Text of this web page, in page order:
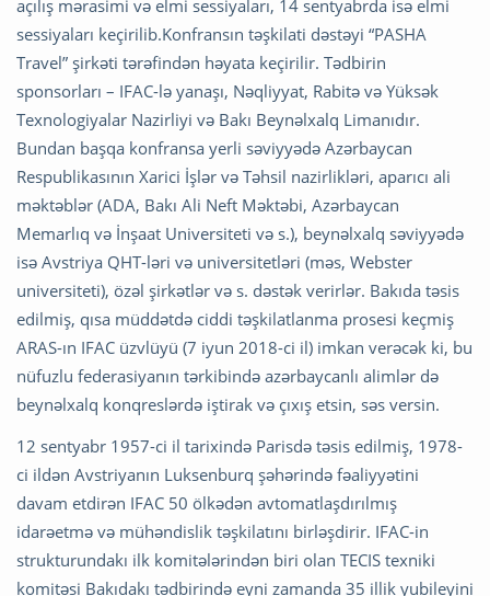
açılış mərasimi və elmi sessiyaları, 14 sentyabrda isə elmi
sessiyaları keçirilib.Konfransın təşkilati dəstəyi “PASHA
Travel” şirkəti tərəfindən həyata keçirilir. Tədbirin
sponsorları – IFAC-lə yanaşı, Nəqliyyat, Rabitə və Yüksək
Texnologiyalar Nazirliyi və Bakı Beynəlxalq Limanıdır.
Bundan başqa konfransa yerli səviyyədə Azərbaycan
Respublikasının Xarici İşlər və Təhsil nazirlikləri, aparıcı ali
məktəblər (ADA, Bakı Ali Neft Məktəbi, Azərbaycan
Memarlıq və İnşaat Universiteti və s.), beynəlxalq səviyyədə
isə Avstriya QHT-ləri və universitetləri (məs, Webster
universiteti), özəl şirkətlər və s. dəstək verirlər. Bakıda təsis
edilmiş, qısa müddətdə ciddi təşkilatlanma prosesi keçmiş
ARAS-ın IFAC üzvlüyü (7 iyun 2018-ci il) imkan verəcək ki, bu
nüfuzlu federasiyanın tərkibində azərbaycanlı alimlər də
beynəlxalq konqreslərdə iştirak və çıxış etsin, səs versin.
12 sentyabr 1957-ci il tarixində Parisdə təsis edilmiş, 1978-
ci ildən Avstriyanın Luksenburq şəhərində fəaliyyətini
davam etdirən IFAC 50 ölkədən avtomatlaşdırılmış
idarəetmə və mühəndislik təşkilatını birləşdirir. IFAC-in
strukturundakı ilk komitələrindən biri olan TECIS texniki
komitəsi Bakıdakı tədbirində eyni zamanda 35 illik yubileyini